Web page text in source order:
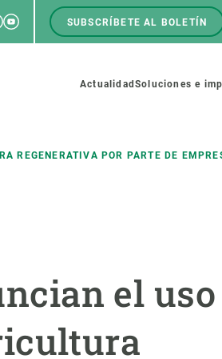
Youtube
Menú
top
SUBSCRÍBETE AL BOLETÍN
Menú
Actualidad Soluciones e
REGENERATIVA POR PARTE DE
el uso
Estrategia de Recursos Humanos
Pide tu MSCA-PF